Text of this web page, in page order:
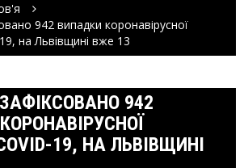
942 випадки коронавірусної
на Львівщині вже 13
ЗАФІКСОВАНО 942
19, НА ЛЬВІВЩИНІ